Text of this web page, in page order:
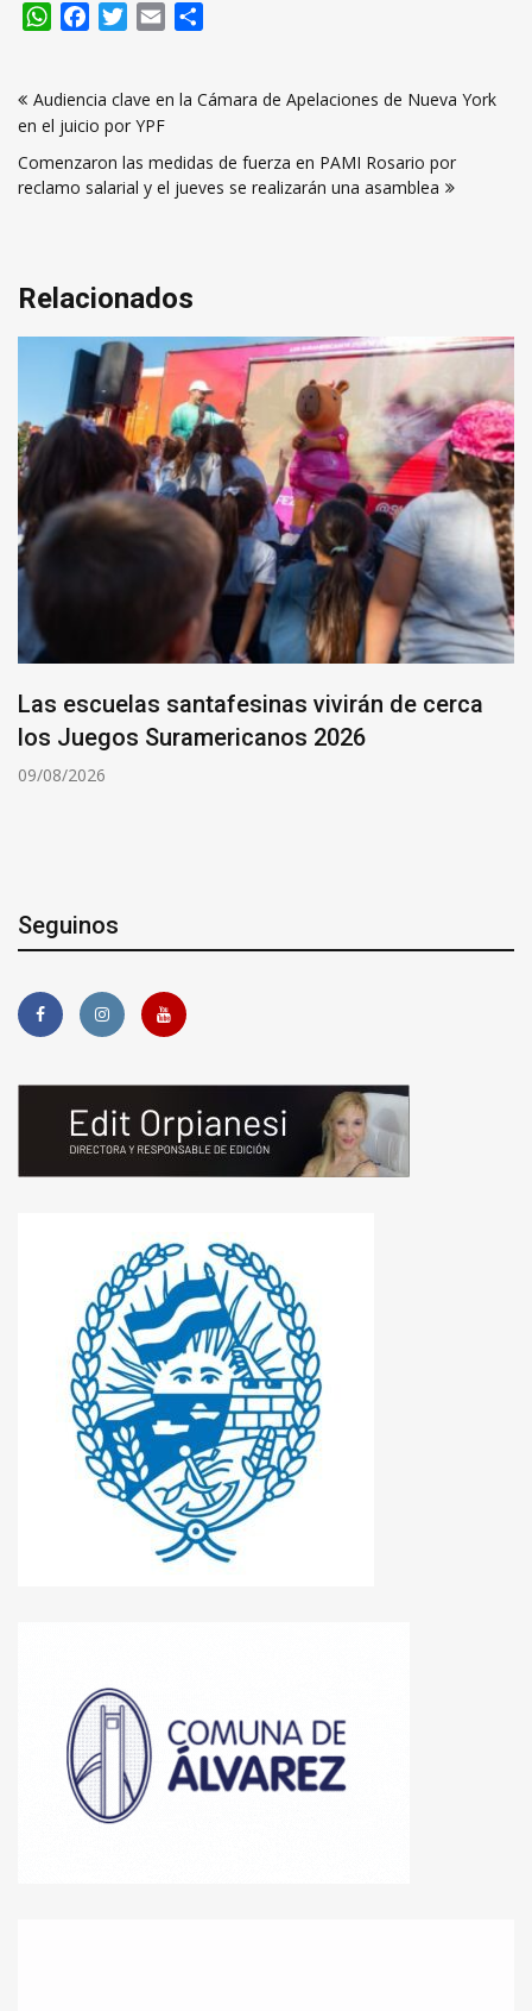
WhatsApp
FacebookTwitter
Email
de
entradas
Audiencia clave en la Cámara de Apelaciones de Nueva York
en el juicio por YPF
Comenzaron las medidas de fuerza en PAMI Rosario por
reclamo salarial y el jueves se realizarán una asamblea
Relacionados
Las escuelas santafesinas vivirán de cerca
los Juegos Suramericanos 2026
09/08/2026
Seguinos